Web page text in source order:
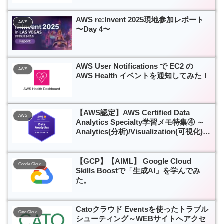
AWS
AWS re:Invent 2025現地参加レポート
〜Day 4〜
AWS
AWS User Notifications で EC2 の
AWS Health イベントを通知してみた！
AWS
【AWS認定】AWS Certified Data
Analytics Specialty学習メモ特集④ ～
Analytics(分析)/Visualization(可視化)編
Google Cloud
【GCP】【AIML】 Google Cloud
Skills Boostで「生成AI」を学んでみ
た。
Cato Cloud
Catoクラウド Eventsを使ったトラブル
シューティング～WEBサイトへアクセ